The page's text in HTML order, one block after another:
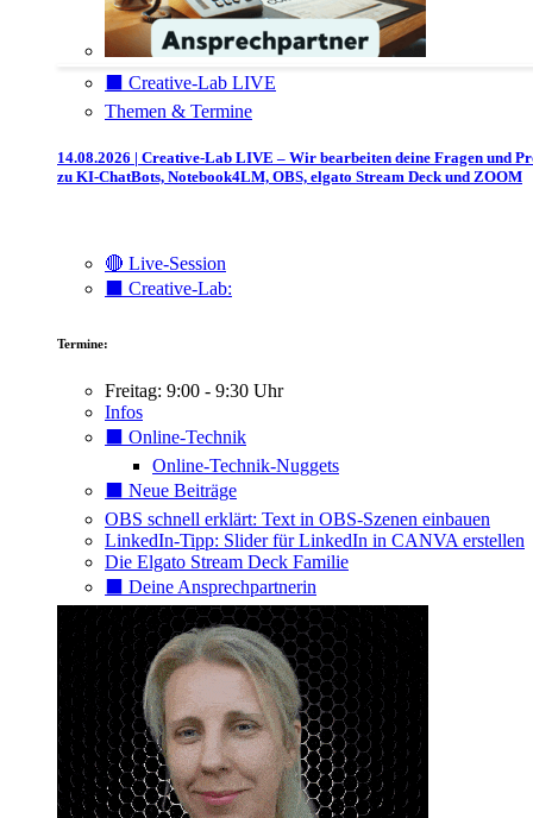
⬛️ Creative-Lab LIVE
Themen & Termine
14.08.2026 | Creative-Lab LIVE – Wir bearbeiten deine Fragen und
zu KI-ChatBots, Notebook4LM, OBS, elgato Stream Deck und ZOOM
🔴 Live-Session
⬛️ Creative-Lab:
Termine:
Freitag: 9:00 - 9:30 Uhr
Infos
⬛️ Online-Technik
Online-Technik-Nuggets
⬛️ Neue Beiträge
OBS schnell erklärt: Text in OBS-Szenen einbauen
LinkedIn-Tipp: Slider für LinkedIn in CANVA erstellen
Die Elgato Stream Deck Familie
⬛️ Deine Ansprechpartnerin